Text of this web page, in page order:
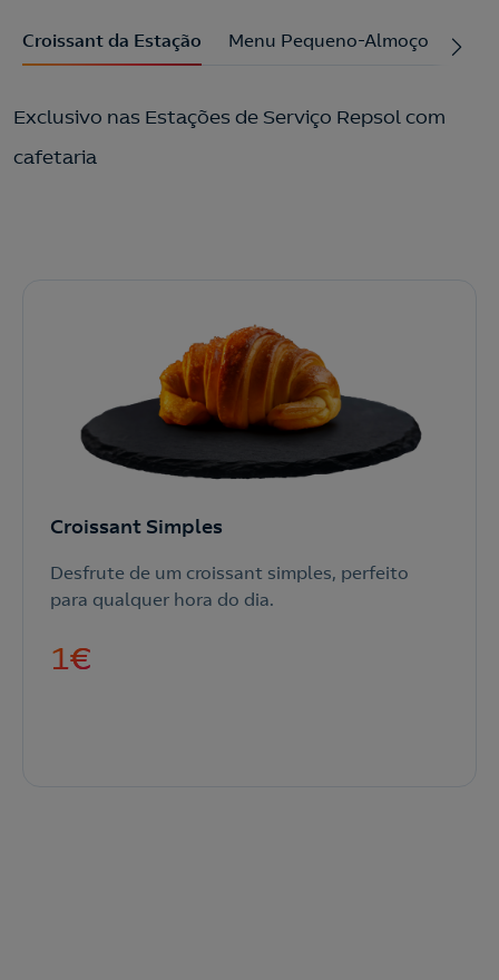
Croissant da Estação Menu Pequeno-Almoço
Exclusivo nas Estações de Serviço Repsol com
cafetaria
Croissant Simples
Desfrute de um croissant simples, perfeito
para qualquer hora do dia.
1€